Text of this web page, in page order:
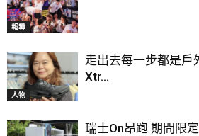
報導
人物
走出去每一步都是戶
Xtr...
瑞士On昂跑 期間限